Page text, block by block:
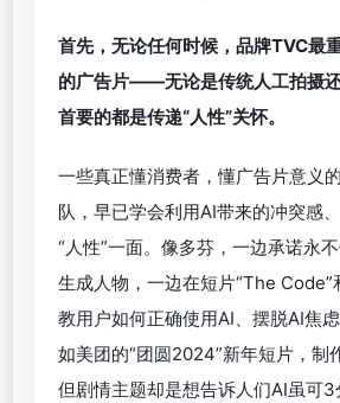
可口可乐的圣诞AI短片被批缺乏温度
诚然，舆论向来难以捉摸，传统广
普遍，兴起时间不长的AI广告片就更
式”了。但好在，通过总结正、反面
从业者还是逐渐摸索出一些规律。
首先，无论任何时候，品牌TVC最
的广告片——无论是传统人工拍摄还
首要的都是传递“人性”关怀。
一些真正懂消费者，懂广告片意义